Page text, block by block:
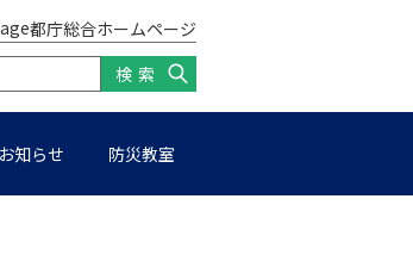
都庁総合ホームページ
検索
お知らせ 防災教室